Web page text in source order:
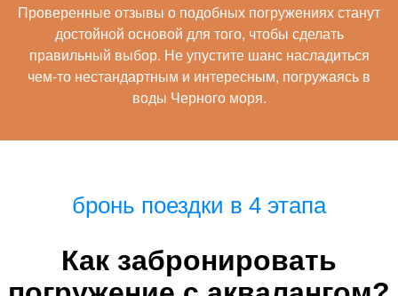
Проверенные отзывы о подобных погружениях станут
достойной основой для того, чтобы сделать
правильный выбор. Не упустите шанс насладиться
чем-то нестандартным и интересным, погружаясь в
воды Черного моря.
бронь поездки в 4 этапа
Как забронировать